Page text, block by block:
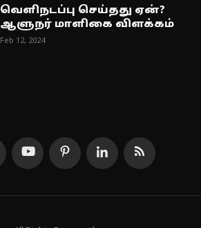
வெளிநடப்பு செய்தது ஏன்?
ஆளுநர் மாளிகை விளக்கம்
Feb 12, 2024